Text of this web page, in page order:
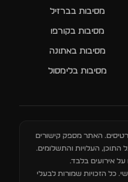
מסיבות בברזיל
מסיבות בקורפו
מסיבות באתונה
מסיבות בלימסול
האתר מספק קישורים
התוכן, העלויות והתשלומים.
על אירועים בלבד.
כל הזכויות שמורות לבעלי